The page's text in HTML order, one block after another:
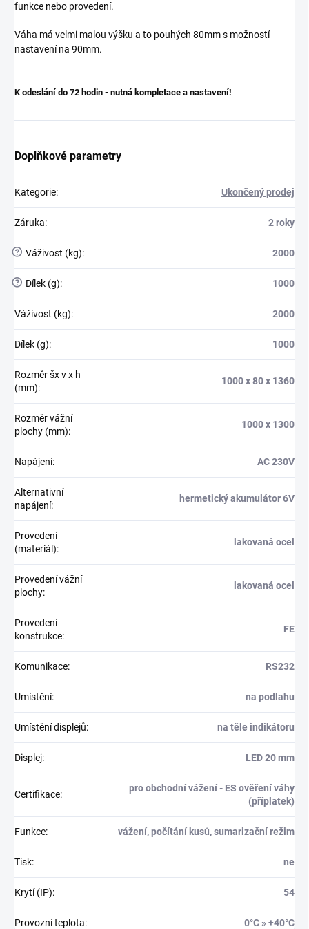
funkce nebo provedení.
Váha má velmi malou výšku a to pouhých 80mm s možností
nastavení na 90mm.
K odeslání do 72 hodin - nutná kompletace a nastavení!
Doplňkové parametry
Kategorie: Ukončený prodej
Záruka: 2 roky
? Váživost (kg): 2000
? Dílek (g): 1000
Váživost (kg): 2000
Dílek (g): 1000
Rozměr šx v x h
(mm):
1000 x 80 x 1360
Rozměr vážní
plochy (mm):
1000 x 1300
Napájení: AC 230V
Alternativní
napájení:
hermetický akumulátor 6V
Provedení
(materiál):
lakovaná ocel
Provedení vážní
plochy:
lakovaná ocel
Provedení
konstrukce:
FE
Komunikace: RS232
Umístění: na podlahu
Umístění displejů: na těle indikátoru
Displej: LED 20 mm
Certifikace:
pro obchodní vážení - ES ověření váhy
(příplatek)
Funkce: vážení, počítání kusů, sumarizační režim
Tisk: ne
Krytí (IP): 54
Provozní teplota: 0°C » +40°C